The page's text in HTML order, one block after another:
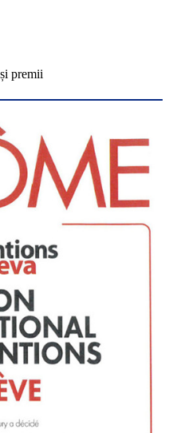
premii